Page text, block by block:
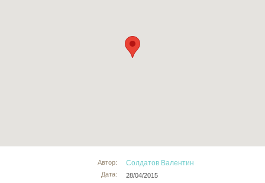
Автор:
Дата:
Солдатов Валентин
28/04/2015